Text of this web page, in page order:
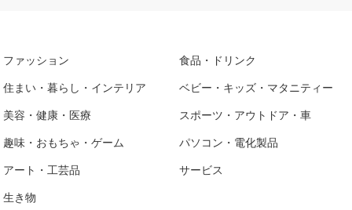
ファッション 食品・ドリンク
住まい・暮らし・インテリア ベビー・キッズ・マタニティー
美容・健康・医療 スポーツ・アウトドア・車
趣味・おもちゃ・ゲーム パソコン・電化製品
アート・工芸品 サービス
生き物